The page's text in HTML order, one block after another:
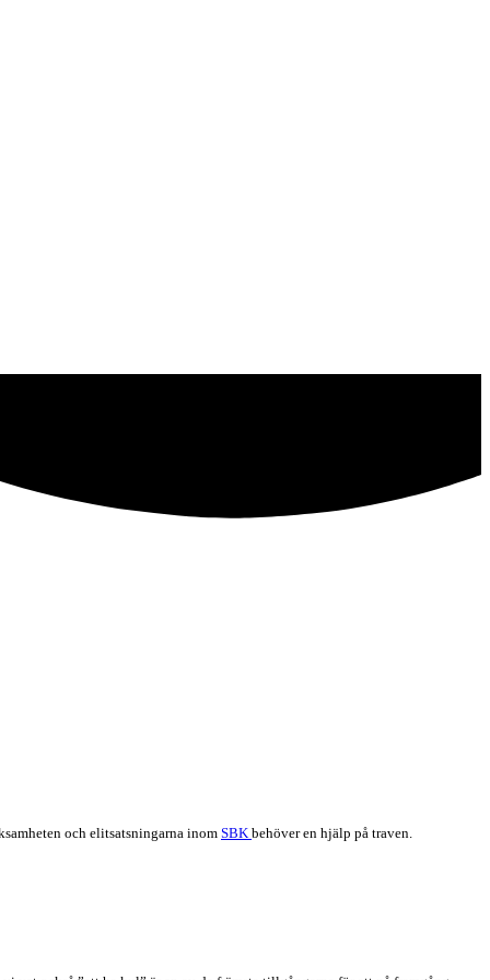
och elitsatsningarna inom SBK behöver en hjälp på traven.